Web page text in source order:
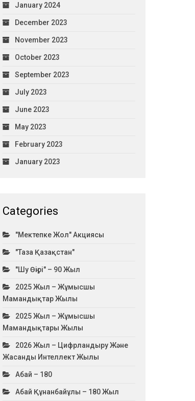
January 2024
December 2023
November 2023
October 2023
September 2023
July 2023
June 2023
May 2023
February 2023
January 2023
Categories
"Мектепке Жол" Акциясы
"Таза Қазақстан"
"Шу Өңірі" – 90 Жыл
2025 Жыл – Жұмысшы
Мамандықтар Жылы
2025 Жыл – Жұмысшы
Мамандықтары Жылы
2026 Жыл – Цифрландыру Және
Жасанды Интеллект Жылы
Абай – 180
Абай Құнанбайұлы – 180 Жыл